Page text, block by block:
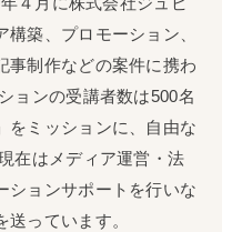
４月に株式会社ジュビ
築、プロモーション、
事制作などの案件に携わ
ョンの受講者数は500名
をミッションに、自由な
在はメディア運営・法
ションサポートを行いな
っています。